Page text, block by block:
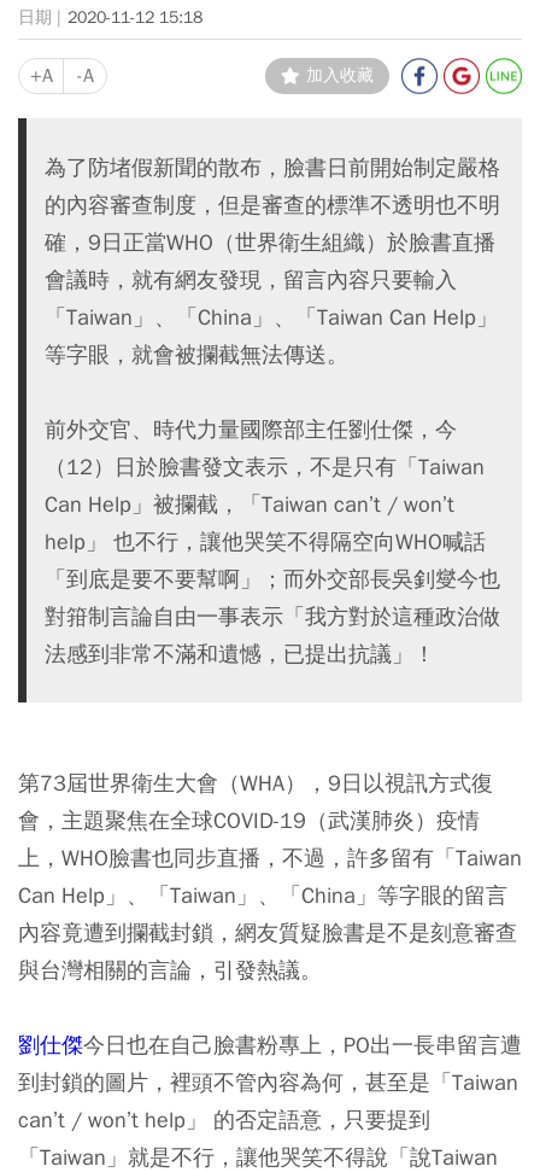
2020-11-12 15:18
+A -A 加入收藏
為了防堵假新聞的散布，臉書日前開始制定嚴格
的內容審查制度，但是審查的標準不透明也不明
確，9日正當WHO（世界衛生組織）於臉書直播
會議時，就有網友發現，留言內容只要輸入
「Taiwan」、「China」、「Taiwan Can Help」
等字眼，就會被攔截無法傳送。
前外交官、時代力量國際部主任劉仕傑，今
（12）日於臉書發文表示，不是只有「Taiwan
Can Help」被攔截，「Taiwan can’t / won’t
help」 也不行，讓他哭笑不得隔空向WHO喊話
「到底是要不要幫啊」；而外交部長吳釗燮今也
對箝制言論自由一事表示「我方對於這種政治做
法感到非常不滿和遺憾，已提出抗議」！
第73屆世界衛生大會（WHA），9日以視訊方式復
會，主題聚焦在全球COVID-19（武漢肺炎）疫情
上，WHO臉書也同步直播，不過，許多留有「Taiwan
Can Help」、「Taiwan」、「China」等字眼的留言
內容竟遭到攔截封鎖，網友質疑臉書是不是刻意審查
與台灣相關的言論，引發熱議。
劉仕傑今日也在自己臉書粉專上，PO出一長串留言遭
到封鎖的圖片，裡頭不管內容為何，甚至是「Taiwan
can’t / won’t help」 的否定語意，只要提到
「Taiwan」就是不行，讓他哭笑不得說「說Taiwan